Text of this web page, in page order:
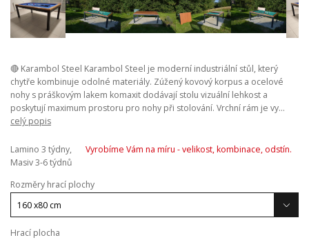
🔴 Karambol Steel Karambol Steel je moderní industriální stůl, který
chytře kombinuje odolné materiály. Zúžený kovový korpus a ocelové
nohy s práškovým lakem komaxit dodávají stolu vizuální lehkost a
poskytují maximum prostoru pro nohy při stolování. Vrchní rám je vy...
celý popis
Lamino 3 týdny,
Masiv 3-6 týdnů
Vyrobíme Vám na míru - velikost, kombinace, odstín.
Rozměry hrací plochy
Hrací plocha